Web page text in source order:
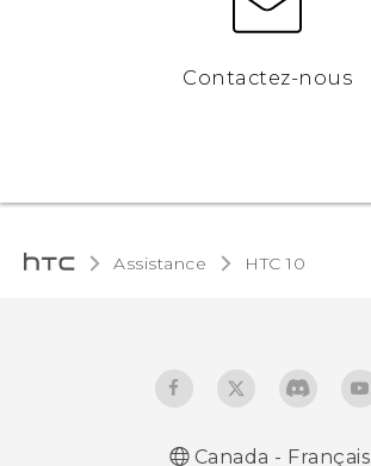
Contactez-nous
Assistance HTC 10‎
Canada - Français